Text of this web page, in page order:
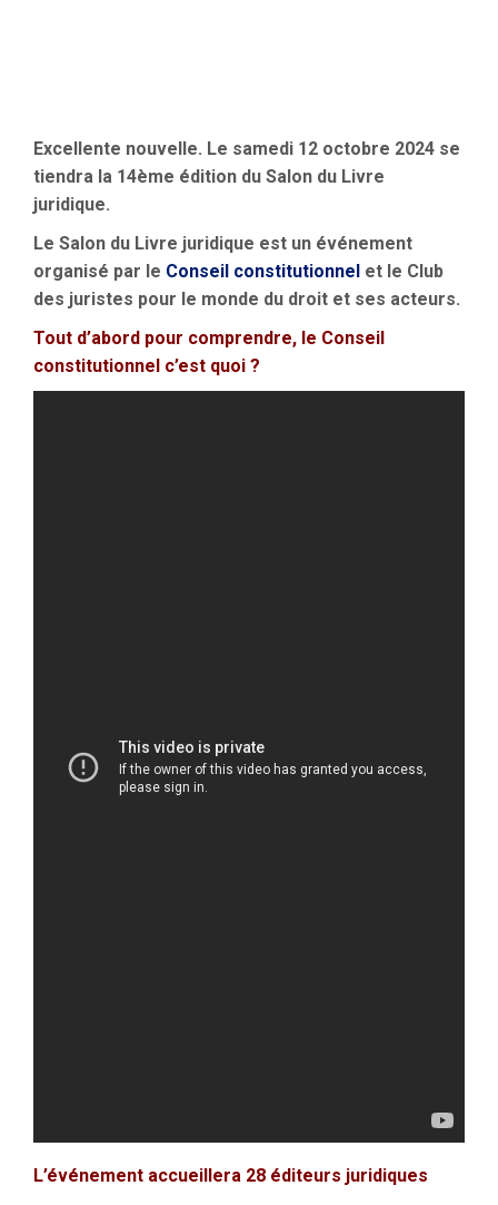
Excellente nouvelle. Le samedi 12 octobre 2024 se
tiendra la 14ème édition du Salon du Livre
juridique.
Le Salon du Livre juridique est un événement
organisé par le Conseil constitutionnel et le Club
des juristes pour le monde du droit et ses acteurs.
Tout d’abord pour comprendre, le Conseil
constitutionnel c’est quoi ?
L’événement accueillera 28 éditeurs juridiques